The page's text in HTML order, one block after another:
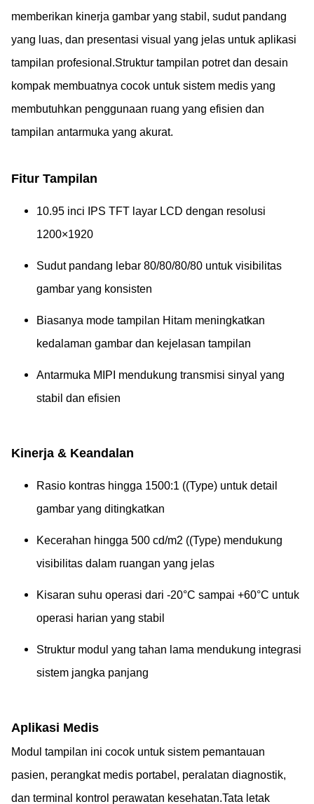
memberikan kinerja gambar yang stabil, sudut pandang
yang luas, dan presentasi visual yang jelas untuk aplikasi
tampilan profesional.Struktur tampilan potret dan desain
kompak membuatnya cocok untuk sistem medis yang
membutuhkan penggunaan ruang yang efisien dan
tampilan antarmuka yang akurat.
Fitur Tampilan
10.95 inci IPS TFT layar LCD dengan resolusi
1200×1920
Sudut pandang lebar 80/80/80/80 untuk visibilitas
gambar yang konsisten
Biasanya mode tampilan Hitam meningkatkan
kedalaman gambar dan kejelasan tampilan
Antarmuka MIPI mendukung transmisi sinyal yang
stabil dan efisien
Kinerja & Keandalan
Rasio kontras hingga 1500:1 ((Type) untuk detail
gambar yang ditingkatkan
Kecerahan hingga 500 cd/m2 ((Type) mendukung
visibilitas dalam ruangan yang jelas
Kisaran suhu operasi dari -20°C sampai +60°C untuk
operasi harian yang stabil
Struktur modul yang tahan lama mendukung integrasi
sistem jangka panjang
Aplikasi Medis
Modul tampilan ini cocok untuk sistem pemantauan
pasien, perangkat medis portabel, peralatan diagnostik,
dan terminal kontrol perawatan kesehatan.Tata letak